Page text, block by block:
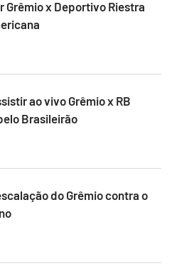
Grêmio x Deportivo Riestra
ao vivo Grêmio x RB
Brasileirão
do Grêmio contra o